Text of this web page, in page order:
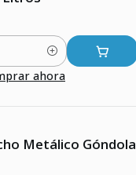
ahora
Metálico Góndola